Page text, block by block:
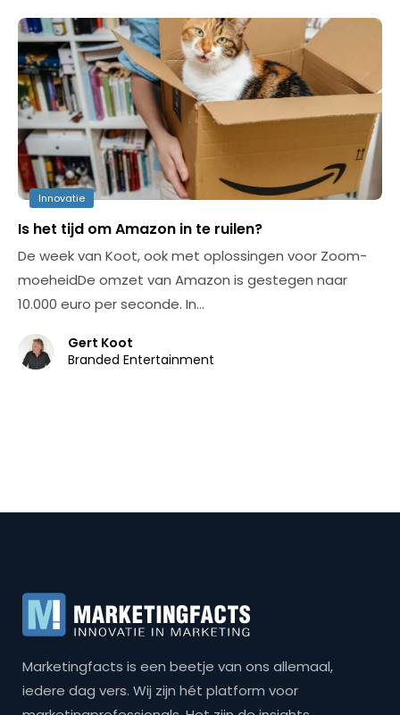
Innovatie
Is het tijd om Amazon in te ruilen?
De week van Koot, ook met oplossingen voor Zoom-
moeheidDe omzet van Amazon is gestegen naar
10.000 euro per seconde. In…
Gert Koot
Branded Entertainment
Marketingfacts is een beetje van ons allemaal,
iedere dag vers. Wij zijn hét platform voor